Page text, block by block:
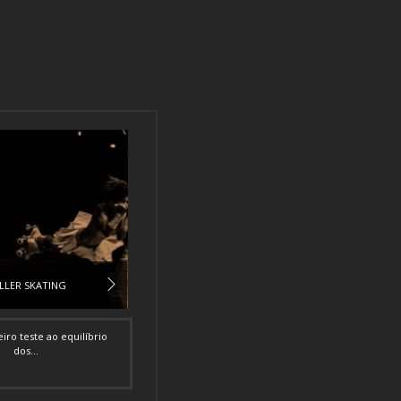
SKATING
teste ao equilíbrio
dos...